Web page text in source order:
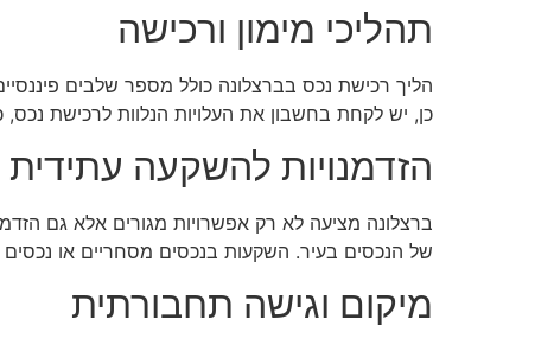
תהליכי מימון ורכישה
הליך רכישת נכס בברצלונה כולל מספר שלבים
כן, יש לקחת בחשבון את העלויות הנלוות לרכישת
הזדמנויות להשקעה עתידית
ברצלונה מציעה לא רק אפשרויות מגורים אלא גם
של הנכסים בעיר. השקעות בנכסים מסחריים או
מיקום וגישה תחבורתית